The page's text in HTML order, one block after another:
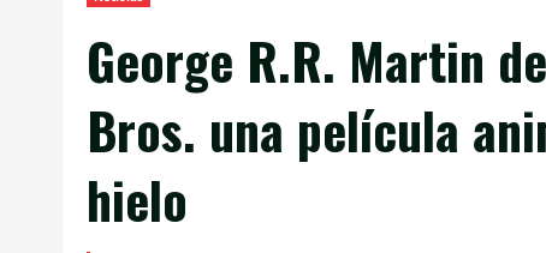
George R.R. Martin
Bros. una película
hielo